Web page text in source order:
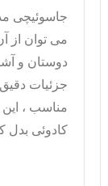
جاسوئیچی
می توان از
دوستان و
جزئیات
مناسب ، این
کادوئی بدل